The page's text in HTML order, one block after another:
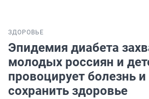
ЗДОРОВЬЕ
Эпидемия диабета
молодых россиян и
провоцирует болезнь и
сохранить здоровье